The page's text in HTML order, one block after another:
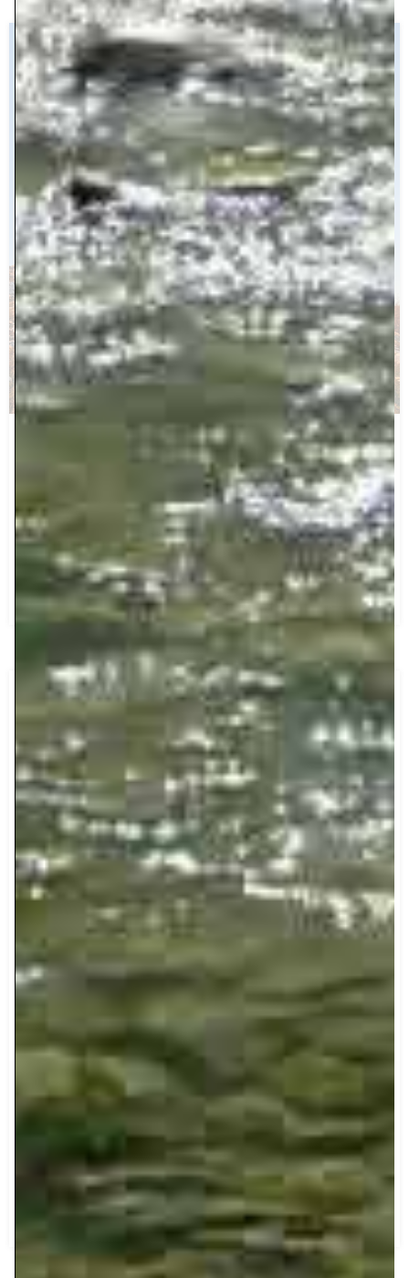
collaborazioni con artisti, studiosi, enti di
istruzione e formazione, seminari e
conferenze in diverse città italiane.
SCOPRI DI PIÙ
EURECA! Un nuovo modo di abitare il
Ricerca scientifica e comunicazione d’autore nel Parco
Nazionale del Pollino. Con EURECA! la tutela
dell’ambiente
LEGGI TUTTO »
Chi legge cammina.
Esistono tante metafore della lettura; una ci è
particolarmente cara: la lettura è cammino,
attraversamento
LEGGI TUTTO »